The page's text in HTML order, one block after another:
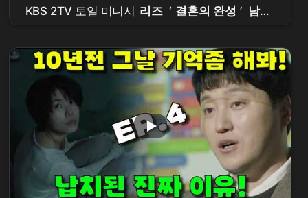
KBS 2TV 토일 미니시 리즈 ‘ 결혼의 완성 ’ 남궁
민 , “30억 제가 가져가야겠습니다” 이번엔 총을
격적 총구 대치!